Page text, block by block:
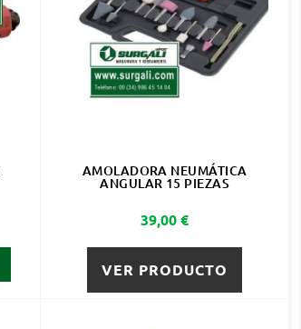
AMOLADORA NEUMÁTICA
ANGULAR 15 PIEZAS
Precio
39,00 €
VER PRODUCTO